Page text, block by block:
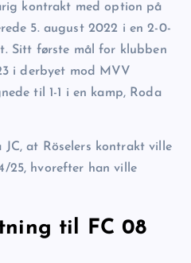
kontrakt med option på
5. august 2022 i en 2-0-
Sitt første mål for klubben
i derbyet mod MVV
til 1-1 i en kamp, Roda
at Röselers kontrakt ville
25, hvorefter han ville
til FC 08